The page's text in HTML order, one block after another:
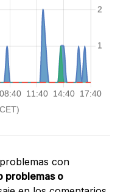
con
problemas o